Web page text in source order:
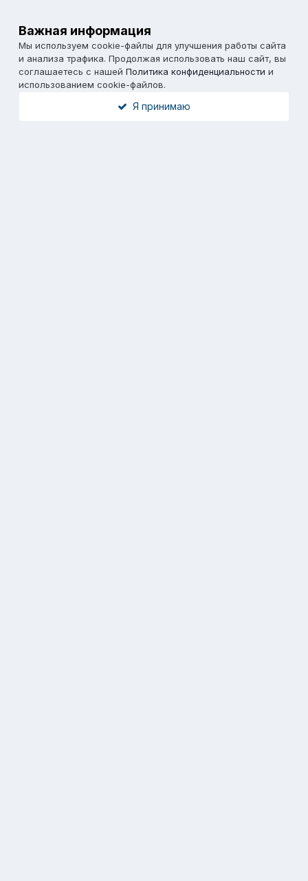
Важная информация
Мы используем cookie-файлы для улучшения работы сайта
и анализа трафика. Продолжая использовать наш сайт, вы
соглашаетесь с нашей Политика конфиденциальности и
использованием cookie-файлов.
Я принимаю